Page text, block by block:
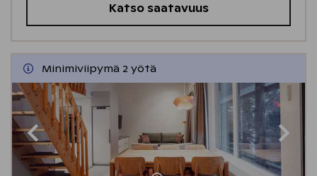
Katso saatavuus
Minimiviipymä 2 yötä